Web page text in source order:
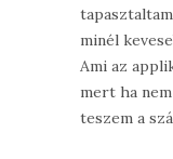
minél
Ami az
mert ha
teszem a